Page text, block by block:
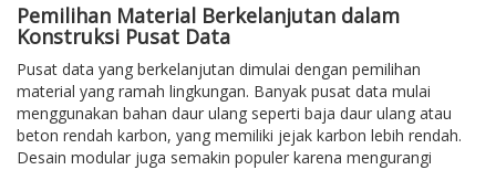
Pemilihan Material Berkelanjutan dalam
Konstruksi Pusat Data
Pusat data yang berkelanjutan dimulai dengan pemilihan
material yang ramah lingkungan. Banyak pusat data mulai
menggunakan bahan daur ulang seperti baja daur ulang atau
beton rendah karbon, yang memiliki jejak karbon lebih rendah.
Desain modular juga semakin populer karena mengurangi